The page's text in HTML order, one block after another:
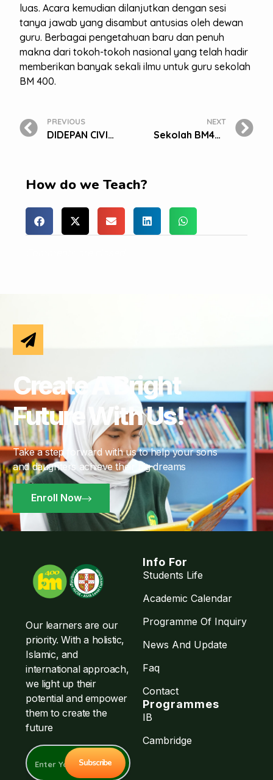
luas. Acara kemudian dilanjutkan dengan sesi
tanya jawab yang disambut antusias oleh dewan
guru. Berbagai pengetahuan baru dan penuh
makna dari tokoh-tokoh nasional yang telah hadir
memberikan banyak sekali ilmu untuk guru sekolah
BM 400.
PREVIOUS
DIDEPAN CIVITAS BM 400, HAMDAN ZOELVA INGATKAN PENTINGNYA INTEGRITAS, ETIKA DAN KEADABAN
NEXT
Sekolah BM400 Cibubur Menerima Siswa Pindahan dari Dalam dan Luar Negeri
How do we Teach?
Create A Bright
Future With Us!
Take a step forward with us to help your sons
and daughters achieve their big dreams
Enroll Now
Our learners are our
priority. With a holistic,
Islamic, and
international approach,
we light up their
potential and empower
them to create the
future
Info For
Students Life
Academic Calendar
Programme Of Inquiry
News And Update
Faq
Contact
Programmes
IB
Cambridge